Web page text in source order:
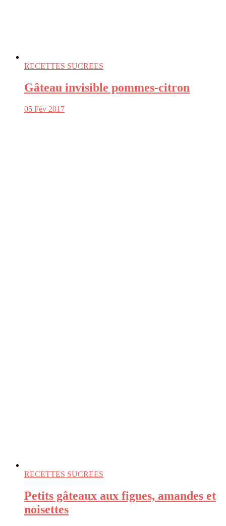
RECETTES SUCREES
Gâteau invisible pommes-citron
05 Fév 2017
RECETTES SUCREES
Petits gâteaux aux figues, amandes et
noisettes